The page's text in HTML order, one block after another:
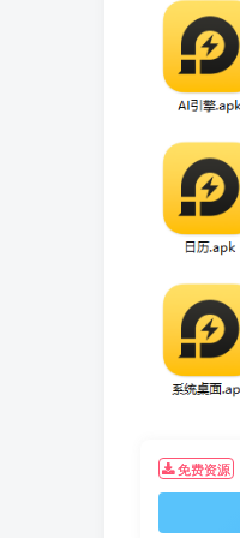
免费资源